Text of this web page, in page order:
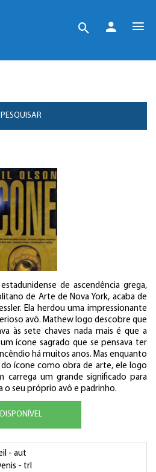
PESQUISAR
de ascendência grega,
de Arte de Nova York, acaba de
Ela herdou uma impressionante
avô. Mathew logo descobre que
às sete chaves nada mais é que a
ícone sagrado que se pensava ter
há muitos anos. Mas enquanto
ícone como obra de arte, ele logo
carrega um grande significado para
o seu próprio avô e padrinho.
DISPONÍVEL
- aut
- trl